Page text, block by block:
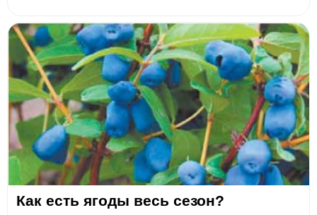
Как есть ягоды весь сезон?